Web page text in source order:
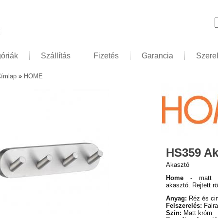
Szállítás Fizetés Garancia
hely
» HOME
HS359
Akasztó
Home- matt
akasztó. Rejtett
Anyag: Réz és
Felszerelés:
Szín: Matt króm